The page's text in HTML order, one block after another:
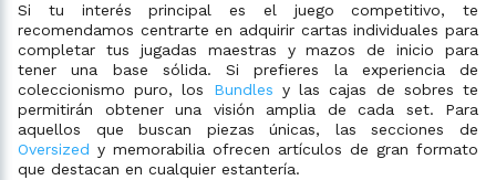
Si tu interés principal es el juego competitivo, te
recomendamos centrarte en adquirir cartas individuales para
completar tus jugadas maestras y mazos de inicio para
tener una base sólida. Si prefieres la experiencia de
coleccionismo puro, los Bundles y las cajas de sobres te
permitirán obtener una visión amplia de cada set. Para
aquellos que buscan piezas únicas, las secciones de
Oversized y memorabilia ofrecen artículos de gran formato
que destacan en cualquier estantería.